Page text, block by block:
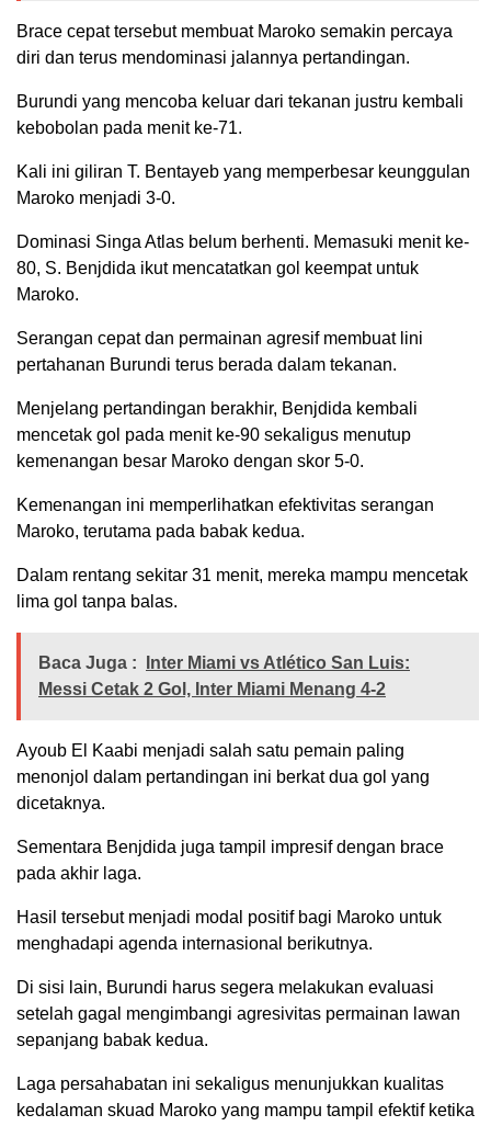
Brace cepat tersebut membuat Maroko semakin percaya
diri dan terus mendominasi jalannya pertandingan.
Burundi yang mencoba keluar dari tekanan justru kembali
kebobolan pada menit ke-71.
Kali ini giliran T. Bentayeb yang memperbesar keunggulan
Maroko menjadi 3-0.
Dominasi Singa Atlas belum berhenti. Memasuki menit ke-
80, S. Benjdida ikut mencatatkan gol keempat untuk
Maroko.
Serangan cepat dan permainan agresif membuat lini
pertahanan Burundi terus berada dalam tekanan.
Menjelang pertandingan berakhir, Benjdida kembali
mencetak gol pada menit ke-90 sekaligus menutup
kemenangan besar Maroko dengan skor 5-0.
Kemenangan ini memperlihatkan efektivitas serangan
Maroko, terutama pada babak kedua.
Dalam rentang sekitar 31 menit, mereka mampu mencetak
lima gol tanpa balas.
Baca Juga :
Inter Miami vs Atlético San Luis:
Messi Cetak 2 Gol, Inter Miami Menang 4-2
Ayoub El Kaabi menjadi salah satu pemain paling
menonjol dalam pertandingan ini berkat dua gol yang
dicetaknya.
Sementara Benjdida juga tampil impresif dengan brace
pada akhir laga.
Hasil tersebut menjadi modal positif bagi Maroko untuk
menghadapi agenda internasional berikutnya.
Di sisi lain, Burundi harus segera melakukan evaluasi
setelah gagal mengimbangi agresivitas permainan lawan
sepanjang babak kedua.
Laga persahabatan ini sekaligus menunjukkan kualitas
kedalaman skuad Maroko yang mampu tampil efektif ketika